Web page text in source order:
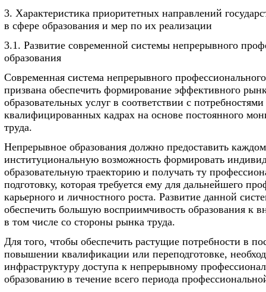
3. Характеристика приоритетных направлений
в сфере образования и мер по их реализации
3.1. Развитие современной системы непрерывного
образования
Современная система непрерывного
призвана обеспечить формирование эффективного
образовательных услуг в соответствии с
квалифицированных кадрах на основе постоянного
труда.
Непрерывное образования должно предоставить
институциональную возможность формировать
образовательную траекторию и получать ту
подготовку, которая требуется ему для дальнейшего
карьерного и личностного роста. Развитие данной
обеспечить большую восприимчивость образования к
в том числе со стороны рынка труда.
Для того, чтобы обеспечить растущие потребности в
повышении квалификации или переподготовке,
инфраструктуру доступа к непрерывному
образованию в течение всего периода